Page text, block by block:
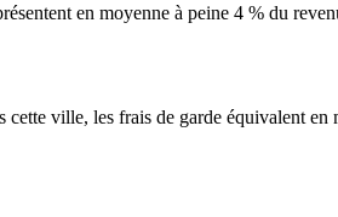
en moyenne à peine 4 % du
ville, les frais de garde équivalent